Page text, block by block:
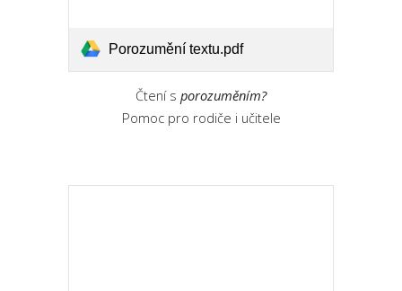
Porozumění textu.pdf
Čtení s porozuměním?
Pomoc pro rodiče i učitele